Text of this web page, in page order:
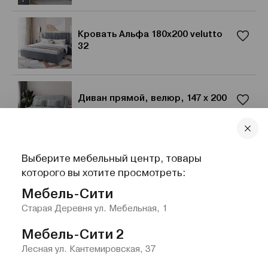
Кровать Альфа 180x200 velutto
32
Диван прямой, велюр, 147 x 200
см
Шкаф угловой «Авангард» с
зеркалом
Выберите мебельный центр, товары
которого вы хотите просмотреть:
Мебель-Сити
Старая Деревня ул. Мебельная, 1
Мебель-Сити 2
Лесная ул. Кантемировская, 37